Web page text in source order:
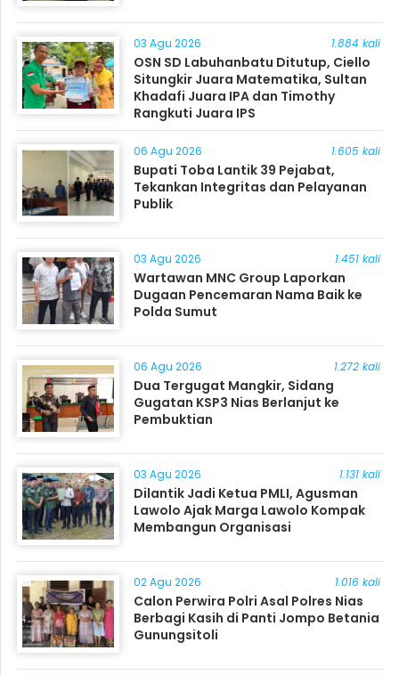
03 Agu 2026 1.884 kali
OSN SD Labuhanbatu Ditutup, Ciello
Situngkir Juara Matematika, Sultan
Khadafi Juara IPA dan Timothy
Rangkuti Juara IPS
06 Agu 2026 1.605 kali
Bupati Toba Lantik 39 Pejabat,
Tekankan Integritas dan Pelayanan
Publik
03 Agu 2026 1.451 kali
Wartawan MNC Group Laporkan
Dugaan Pencemaran Nama Baik ke
Polda Sumut
06 Agu 2026 1.272 kali
Dua Tergugat Mangkir, Sidang
Gugatan KSP3 Nias Berlanjut ke
Pembuktian
03 Agu 2026 1.131 kali
Dilantik Jadi Ketua PMLI, Agusman
Lawolo Ajak Marga Lawolo Kompak
Membangun Organisasi
02 Agu 2026 1.016 kali
Calon Perwira Polri Asal Polres Nias
Berbagi Kasih di Panti Jompo Betania
Gunungsitoli